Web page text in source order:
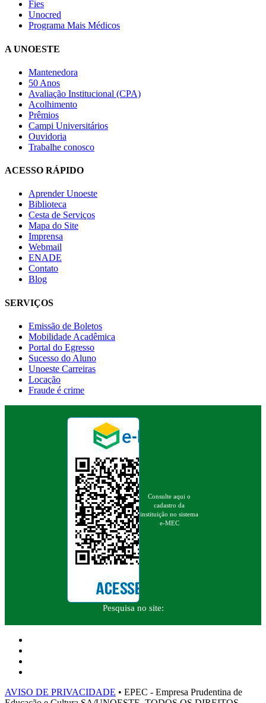
Fies
Unocred
Programa Mais Médicos
A UNOESTE
Mantenedora
50 Anos
Avaliação Institucional (CPA)
Acolhimento
Prêmios
Campi Universitários
Ouvidoria
Trabalhe conosco
ACESSO RÁPIDO
Aprender Unoeste
Biblioteca
Cesta de Serviços
Mapa do Site
Imprensa
Webmail
ENADE
Contato
Blog
SERVIÇOS
Emissão de Boletos
Mobilidade Acadêmica
Portal do Egresso
Sucesso do Aluno
Unoeste Carreiras
Locação
Fraude é crime
Consulte aqui o
cadastro da
instituição no sistema
e-MEC
Pesquisa no site:
AVISO DE PRIVACIDADE • EPEC - Empresa Prudentina de